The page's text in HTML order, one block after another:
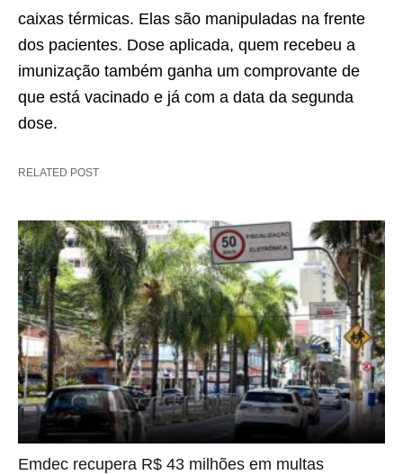
caixas térmicas. Elas são manipuladas na frente
dos pacientes. Dose aplicada, quem recebeu a
imunização também ganha um comprovante de
que está vacinado e já com a data da segunda
dose.
RELATED POST
Emdec recupera R$ 43 milhões em multas